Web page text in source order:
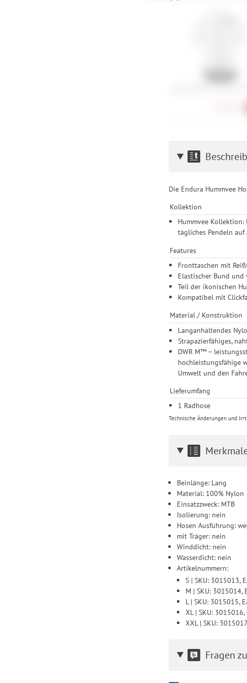
Einstellungen lediglich für
Die Endura Hummvee
Kollektion
Hummvee
tägliches Pendeln auf
Features
Fronttaschen mit
Elastischer Bund
Teil der ikonischen
Kompatibel mit
Material / Konstruktion
Langanhaltendes
Strapazierfähiges,
DWR M™ –
hochleistungsfähige
Umwelt und den
Lieferumfang
1 Radhose
Technische Änderungen und
Beinlänge: Lang
Material: 100% Nylon
Einsatzzweck: MTB
Isolierung: nein
Hosen Ausführung:
mit Träger: nein
Winddicht: nein
Wasserdicht: nein
Artikelnummern:
S | SKU: 3015013,
M | SKU: 3015014,
L | SKU: 3015015,
XL | SKU:
XXL | SKU:
Fragen